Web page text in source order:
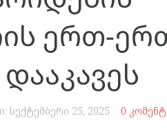
ერთ-
სექტემბერი 25, 2025 0